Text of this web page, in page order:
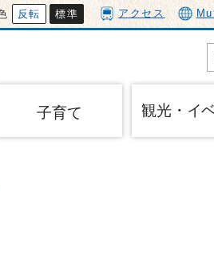
反転 標準 アクセス
子育て 観光・イ